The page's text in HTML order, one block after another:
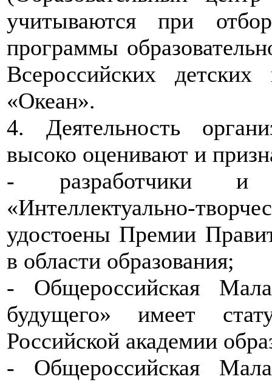
учитываются при
программы
Всероссийских
«Океан».
4. Деятельность
высоко оценивают и
- разработчики и
«Интеллектуально-
удостоены Премии
в области образования;
- Общероссийская
будущего» имеет
Российской академии
- Общероссийская